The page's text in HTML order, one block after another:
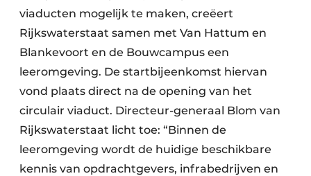
viaducten mogelijk te maken, creëert
Rijkswaterstaat samen met Van Hattum en
Blankevoort en de Bouwcampus een
leeromgeving. De startbijeenkomst hiervan
vond plaats direct na de opening van het
circulair viaduct. Directeur-generaal Blom van
Rijkswaterstaat licht toe: “Binnen de
leeromgeving wordt de huidige beschikbare
kennis van opdrachtgevers, infrabedrijven en